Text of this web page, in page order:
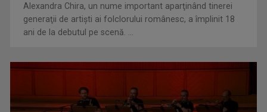
Horaţiu Mălăele ...
Alexandra Chira, un nume important aparţinând tinerei
generaţii de artişti ai folclorului românesc, a împlinit 18
ani de la debutul pe scenă. ...